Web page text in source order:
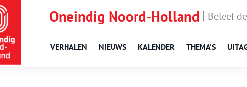
Oneindig Noord-Holland Beleef
VERHALEN NIEUWS KALENDER THEMA’S